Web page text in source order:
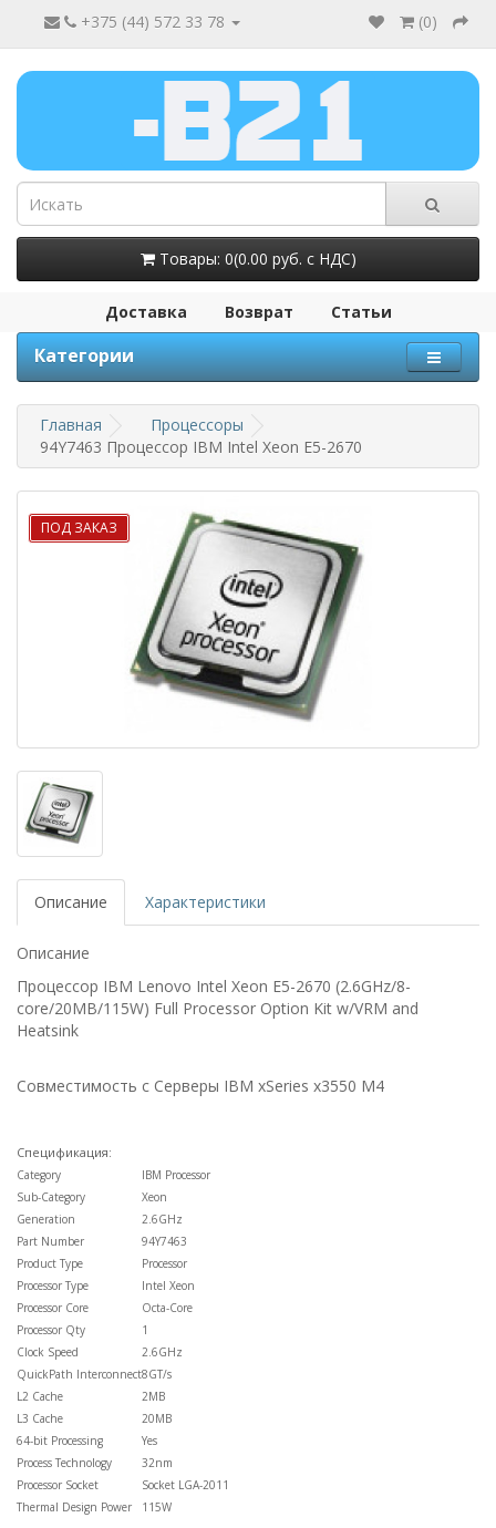
+375 (44) 572 33 78 (0)
Товары: 0(0.00 руб. с НДС)
Доставка Возврат Статьи
Категории
Главная
Процессоры
94Y7463 Процессор IBM Intel Xeon E5-2670
ПОД ЗАКАЗ
Описание Характеристики
Описание
Процессор IBM Lenovo Intel Xeon E5-2670 (2.6GHz/8-
core/20MB/115W) Full Processor Option Kit w/VRM and
Heatsink
Совместимость с Серверы IBM xSeries x3550 M4
Спецификация:
Category
IBM Processor
Sub-Category
Xeon
Generation
2.6GHz
Part Number
94Y7463
Product Type
Processor
Processor Type
Intel Xeon
Processor Core
Octa-Core
Processor Qty
1
Clock Speed
2.6GHz
QuickPath Interconnect8GT/s
L2 Cache
2MB
L3 Cache
20MB
64-bit Processing
Yes
Process Technology
32nm
Processor Socket
Socket LGA-2011
Thermal Design Power
115W